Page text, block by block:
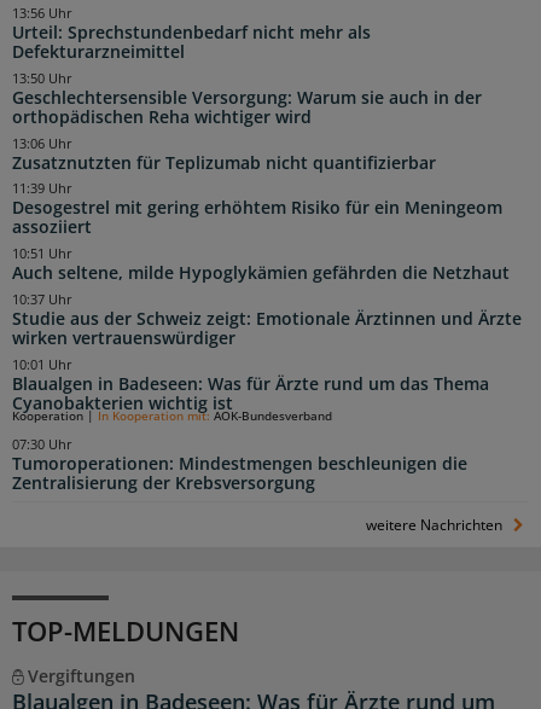
Urteil: Sprechstundenbedarf nicht mehr als
Defekturarzneimittel
13:56 Uhr
Geschlechtersensible Versorgung: Warum sie auch in der
orthopädischen Reha wichtiger wird
13:50 Uhr
Zusatznutzten für Teplizumab nicht quantifizierbar
13:06 Uhr
Desogestrel mit gering erhöhtem Risiko für ein Meningeom
assoziiert
11:39 Uhr
Auch seltene, milde Hypoglykämien gefährden die Netzhaut
10:51 Uhr
Studie aus der Schweiz zeigt: Emotionale Ärztinnen und Ärzte
wirken vertrauenswürdiger
10:37 Uhr
Blaualgen in Badeseen: Was für Ärzte rund um das Thema
Cyanobakterien wichtig ist
10:01 Uhr
Tumoroperationen: Mindestmengen beschleunigen die
Zentralisierung der Krebsversorgung
Kooperation In Kooperation mit: AOK-Bundesverband
07:30 Uhr
weitere Nachrichten
TOP-MELDUNGEN
Vergiftungen
Blaualgen in Badeseen: Was für Ärzte rund um